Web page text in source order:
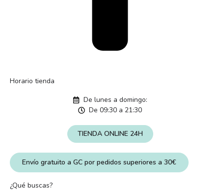
¿Qué buscas?
Horario tienda
De lunes a domingo:
De 09:30 a 21:30
TIENDA ONLINE 24H
Envío gratuito a GC por pedidos superiores a 30€